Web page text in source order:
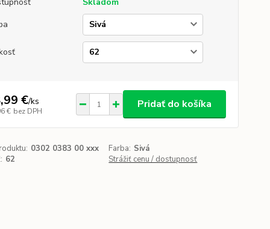
€/ks
€ bez DPH
Pridať do košíka
0302 0383 00 xxx Farba: Sivá
62 Strážiť cenu / dostupnosť